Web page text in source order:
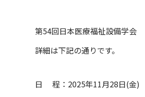
第54回日本医療福祉設備学会
詳細は下記の通りです。
日 程：2025年11月28日(金)